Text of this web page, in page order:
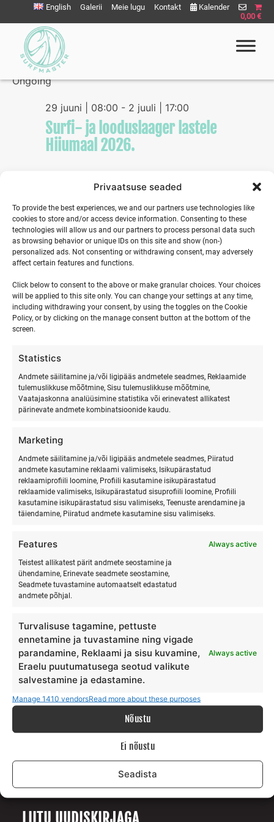
Privaatsuse seaded
To provide the best experiences, we and our partners use technologies like
cookies to store and/or access device information. Consenting to these
technologies will allow us and our partners to process personal data such
as browsing behavior or unique IDs on this site and show (non-)
personalized ads. Not consenting or withdrawing consent, may adversely
affect certain features and functions.
Click below to consent to the above or make granular choices. Your choices
will be applied to this site only. You can change your settings at any time,
including withdrawing your consent, by using the toggles on the Cookie
Policy, or by clicking on the manage consent button at the bottom of the
screen.
Statistics
Andmete säilitamine ja/või ligipääs andmetele seadmes, Reklaamide
tulemuslikkuse mõõtmine, Sisu tulemuslikkuse mõõtmine,
Vaatajaskonna analüüsimine statistika või erinevatest allikatest
pärinevate andmete kombinatsioonide kaudu.
Marketing
Andmete säilitamine ja/või ligipääs andmetele seadmes, Piiratud
andmete kasutamine reklaami valimiseks, Isikupärastatud
reklaamiprofiili loomine, Profiili kasutamine isikupärastatud
reklaamide valimiseks, Isikupärastatud sisuprofiili loomine, Profiili
kasutamine isikupärastatud sisu valimiseks, Teenuste arendamine ja
täiendamine, Piiratud andmete kasutamine sisu valimiseks.
Features Always active
Teistest allikatest pärit andmete seostamine ja
ühendamine, Erinevate seadmete seostamine,
Seadmete tuvastamine automaatselt edastatud
andmete põhjal.
Turvalisuse tagamine, pettuste
ennetamine ja tuvastamine ning vigade
parandamine, Reklaami ja sisu kuvamine,
Eraelu puutumatusega seotud valikute
salvestamine ja edastamine.
Always active
Manage 1410 vendorsRead more about these purposes
Nõustu
Ei nõustu
Seadista
sisu
juurde
English Galerii Meie lugu Kontakt
Kalender
0,00 €
07/02/2026
Select
date.
Ongoing
29 juuni | 08:00 - 2 juuli | 17:00
Surfi- ja looduslaager lastele
Hiiumaal 2026.
SURFMASTER
Ranna Surfiküla
+372 566 86 766
info@surfmaster.ee
MEIST
Meie lugu
Teenus
Galerii
Surfiblogi
Toetajad
Kontakt
Andmekaitse tingimused
Teenuste ja ostu tingimused